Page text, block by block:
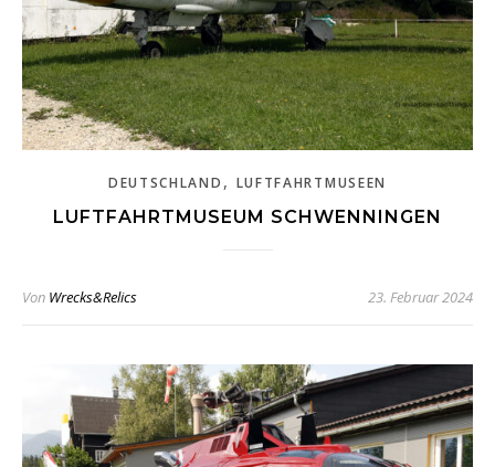
DEUTSCHLAND , LUFTFAHRTMUSEEN
LUFTFAHRTMUSEUM SCHWENNINGEN
Von Wrecks&Relics 23. Februar 2024